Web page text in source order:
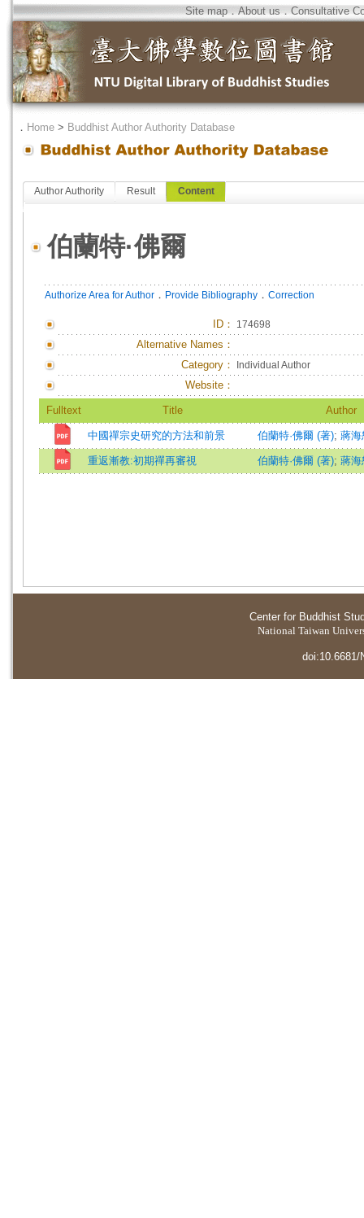
Site map．About us．Consultative
． Home > Buddhist Author Authority Database
Author Authority Result Content
伯蘭特·佛爾
Authorize Area for Author ． Provide Bibliography ． Correction
ID ： 174698
Alternative Names：
Category：
Individual Author
Website：
Fulltext Title Author
中國禪宗史研究的方法和前景 伯蘭特·佛爾 (著); 蔣海
重返漸教:初期禪再審視 伯蘭特·佛爾 (著); 蔣海
Center for Buddhist
National Taiwan
doi:10.6681/